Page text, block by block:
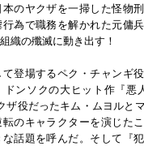
のヤクザを一掃した怪物
行為で職務を解かれた元傭
織の殲滅に動き出す！
登場するペク・チャンギ役
ドンソクの大ヒット作『悪
ザ役だったキム・ムヨルと
のキャラクターを演じた
話題を呼んだ。そして『